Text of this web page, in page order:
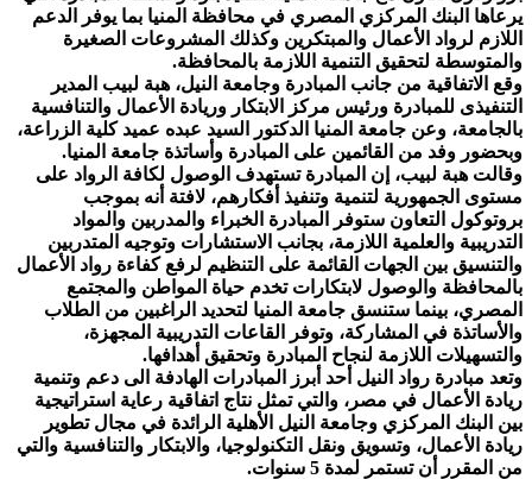
يرعاها البنك المركزي المصري في محافظة المنيا بما يوفر الدعم
اللازم لرواد الأعمال والمبتكرين وكذلك المشروعات الصغيرة
والمتوسطة لتحقيق التنمية اللازمة بالمحافظة.
وقع الاتفاقية من جانب المبادرة وجامعة النيل، هبة لبيب المدير
التنفيذى للمبادرة ورئيس مركز الابتكار وريادة الأعمال والتنافسية
بالجامعة، وعن جامعة المنيا الدكتور السيد عبده عميد كلية الزراعة،
وبحضور وفد من القائمين على المبادرة وأساتذة جامعة المنيا.
وقالت هبة لبيب، إن المبادرة تستهدف الوصول لكافة الرواد على
مستوى الجمهورية لتنمية وتنفيذ أفكارهم، لافتة أنه بموجب
بروتوكول التعاون ستوفر المبادرة الخبراء والمدربين والمواد
التدريبية والعلمية اللازمة، بجانب الاستشارات وتوجيه المتدربين
والتنسيق بين الجهات القائمة على التنظيم لرفع كفاءة رواد الأعمال
بالمحافظة والوصول لابتكارات تخدم حياة المواطن والمجتمع
المصري، بينما ستنسق جامعة المنيا لتحديد الراغبين من الطلاب
والأساتذة في المشاركة، وتوفر القاعات التدريبية المجهزة،
والتسهيلات اللازمة لنجاح المبادرة وتحقيق أهدافها.
وتعد مبادرة رواد النيل أحد أبرز المبادرات الهادفة الى دعم وتنمية
ريادة الأعمال في مصر، والتي تمثل نتاج اتفاقية رعاية استراتيجية
بين البنك المركزي وجامعة النيل الأهلية الرائدة في مجال تطوير
ريادة الأعمال، وتسويق ونقل التكنولوجيا، والابتكار والتنافسية والتي
من المقرر أن تستمر لمدة 5 سنوات.